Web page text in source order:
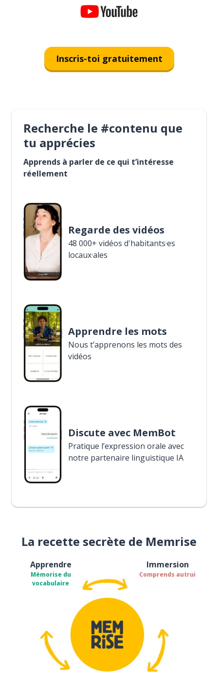
Inscris-toi gratuitement
Recherche le #contenu que
tu apprécies
Apprends à parler de ce qui t’intéresse
réellement
Regarde des vidéos
48 000+ vidéos d'habitants·es
locaux·ales
Apprendre les mots
Nous t’apprenons les mots des
vidéos
Discute avec MemBot
Pratique l’expression orale avec
notre partenaire linguistique IA
La recette secrète de Memrise
Apprendre
Mémorise du
vocabulaire
Immersion
Comprends autrui